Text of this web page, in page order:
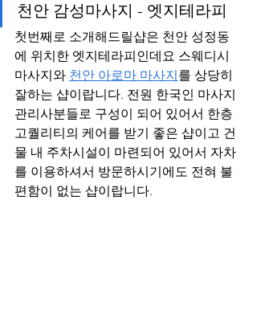
천안 감성마사지 - 엣지테라피
첫번째로 소개해드릴샵은 천안 성정동
에 위치한 엣지테라피인데요 스웨디시
마사지와 천안 아로마 마사지 를 상당히
잘하는 샵이랍니다. 전원 한국인 마사지
관리사분들로 구성이 되어 있어서 한층
고퀄리티의 케어를 받기 좋은 샵이고 건
물 내 주차시설이 마련되어 있어서 자차
를 이용하셔서 방문하시기에도 전혀 불
편함이 없는 샵이랍니다.